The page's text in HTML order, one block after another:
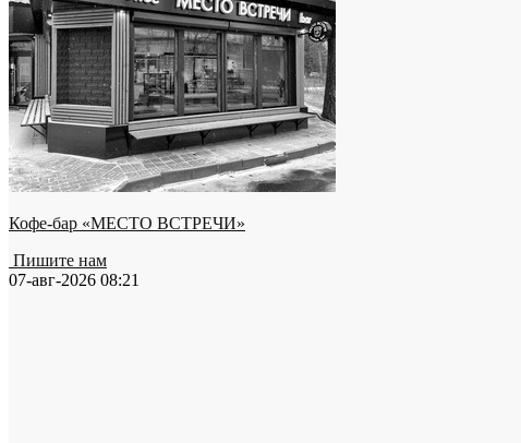
Кофе-бар «МЕСТО ВСТРЕЧИ»
Пишите нам
07-авг-2026 08:21